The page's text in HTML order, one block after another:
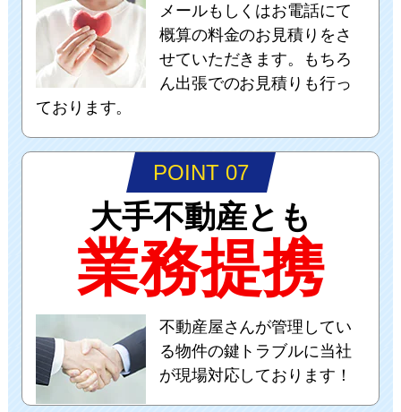
メールもしくはお電話にて
概算の料金のお見積りをさ
せていただきます。もちろ
ん出張でのお見積りも行っ
ております。
POINT 07
大手不動産とも
業務提携
不動産屋さんが管理してい
る物件の鍵トラブルに当社
が現場対応しております！